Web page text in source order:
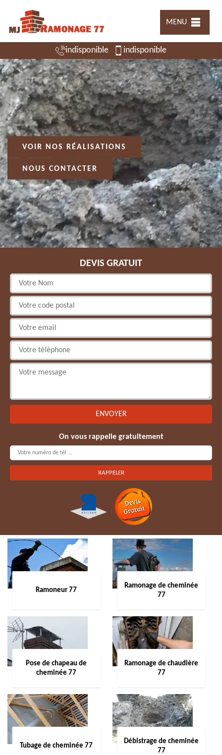
MENU
indisponible indisponible
VOIR NOS RÉALISATIONS
NOUS CONTACTER
DEVIS GRATUIT
On vous rappelle gratuitement
Ramoneur 77
Ramonage de cheminée
77
Pose de chapeau de
cheminée 77
Ramonage de chaudière
77
Tubage de cheminée 77
Débistrage de cheminée
77